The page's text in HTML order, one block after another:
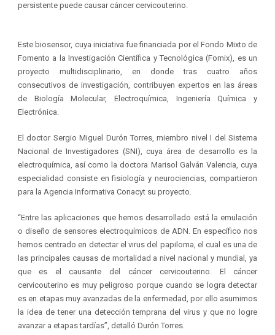
persistente puede causar cáncer cervicouterino.
Este biosensor, cuya iniciativa fue financiada por el Fondo Mixto de
Fomento a la Investigación Científica y Tecnológica (Fomix), es un
proyecto multidisciplinario, en donde tras cuatro años
consecutivos de investigación, contribuyen expertos en las áreas
de Biología Molecular, Electroquímica, Ingeniería Química y
Electrónica.
El doctor Sergio Miguel Durón Torres, miembro nivel I del Sistema
Nacional de Investigadores (SNI), cuya área de desarrollo es la
electroquímica, así como la doctora Marisol Galván Valencia, cuya
especialidad consiste en fisiología y neurociencias, compartieron
para la Agencia Informativa Conacyt su proyecto.
“Entre las aplicaciones que hemos desarrollado está la emulación
o diseño de sensores electroquímicos de ADN. En específico nos
hemos centrado en detectar el virus del papiloma, el cual es una de
las principales causas de mortalidad a nivel nacional y mundial, ya
que es el causante del cáncer cervicouterino. El cáncer
cervicouterino es muy peligroso porque cuando se logra detectar
es en etapas muy avanzadas de la enfermedad, por ello asumimos
la idea de tener una detección temprana del virus y que no logre
avanzar a etapas tardías”, detalló Durón Torres.